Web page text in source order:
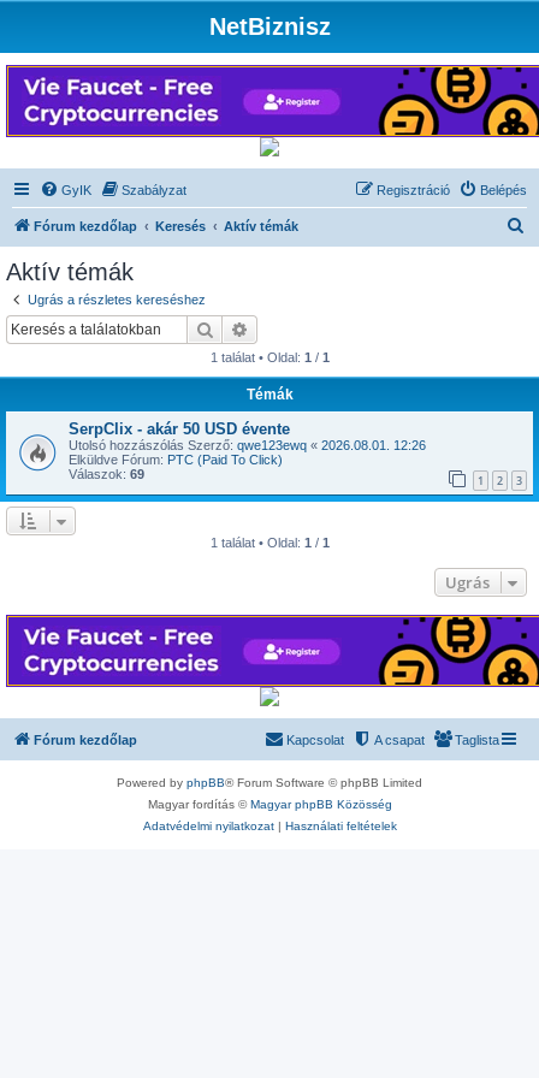
NetBiznisz
GyIK Szabályzat Belépés
Regisztráció
Fórum kezdőlap Keresés Aktív témák
Aktív témák
Ugrás a részletes kereséshez
Keresés
1 találat • Oldal: 1 / 1
Témák
SerpClix - akár 50 USD évente
Utolsó hozzászólás Szerző: qwe123ewq « 2026.08.01. 12:26
Elküldve Fórum: PTC (Paid To Click)
Válaszok: 69 1 2 3
1 találat • Oldal: 1 / 1
Ugrás
Fórum kezdőlap Taglista
A csapat
Kapcsolat
Powered by phpBB® Forum Software © phpBB Limited
Magyar fordítás ©Magyar phpBB Közösség
Adatvédelmi nyilatkozat| Használati feltételek